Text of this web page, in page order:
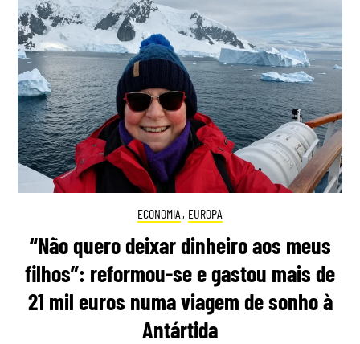
ECONOMIA , EUROPA
“Não quero deixar dinheiro aos meus
filhos”: reformou-se e gastou mais de
21 mil euros numa viagem de sonho à
Antártida